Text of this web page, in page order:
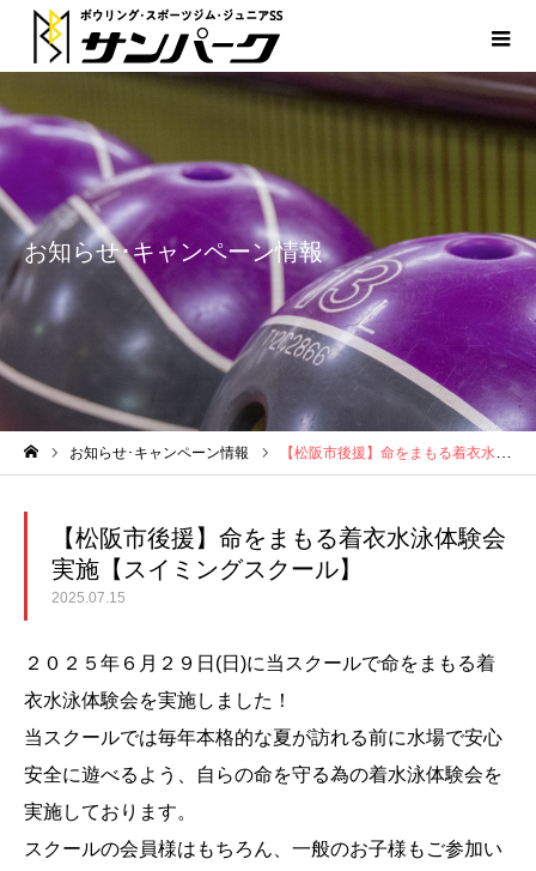
お知らせ･キャンペーン情報
お知らせ･キャンペーン情報 【松阪市後援】命をまもる着衣水泳体験会実施【スイミングスクール】
【松阪市後援】命をまもる着衣水泳体験会
実施【スイミングスクール】
2025.07.15
２０２５年６月２９日(日)に当スクールで命をまもる着
衣水泳体験会を実施しました！
当スクールでは毎年本格的な夏が訪れる前に水場で安心
安全に遊べるよう、自らの命を守る為の着水泳体験会を
実施しております。
スクールの会員様はもちろん、一般のお子様もご参加い